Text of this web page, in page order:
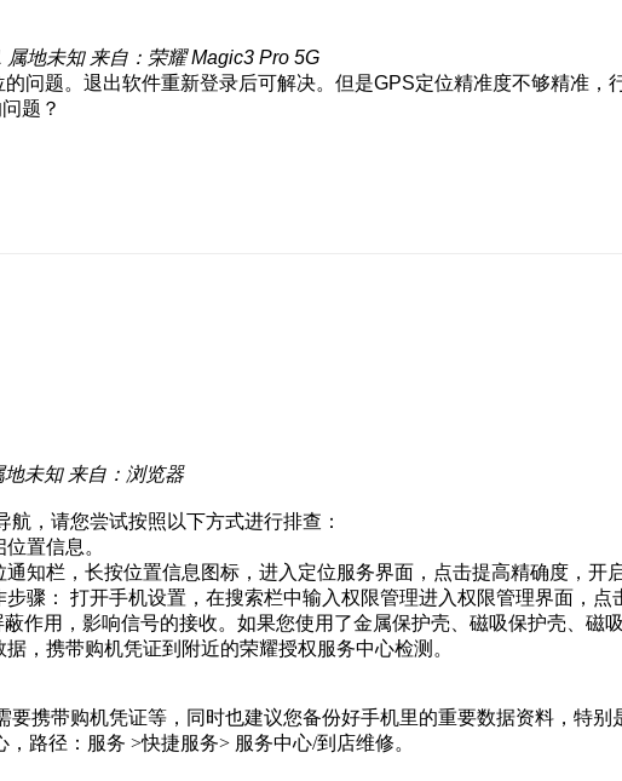
属地未知 来自：荣耀 Magic3 Pro 5G
问题。退出软件重新登录后可解决。但是GPS定位精准度不够精准，
地未知 来自：浏览器
，请您尝试按照以下方式进行排查：
置信息。
知栏，长按位置信息图标，进入定位服务界面，点击提高精确度，开
骤： 打开手机设置，在搜索栏中输入权限管理进入权限管理界面，
作用，影响信号的接收。如果您使用了金属保护壳、磁吸保护壳、磁
，携带购机凭证到附近的荣耀授权服务中心检测。
携带购机凭证等，同时也建议您备份好手机里的重要数据资料，特
路径：服务 >快捷服务> 服务中心/到店维修。